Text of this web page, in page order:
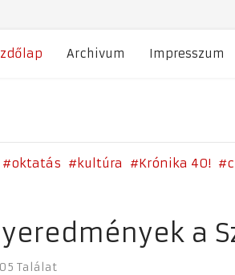
Archivum Impresszum
oktatás kultúra Krónika 40!
a
Találat